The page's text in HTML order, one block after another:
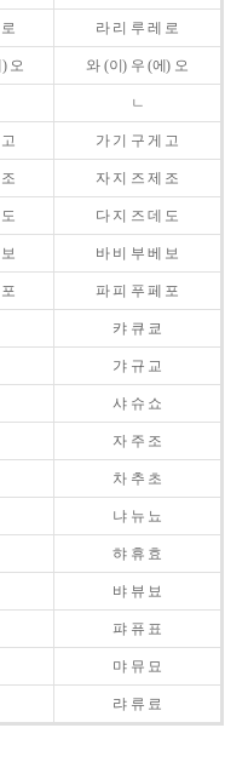
라 리 루 레 로
오 와 (이) 우 (에) 오
ㄴ
가 기 구 게 고
자 지 즈 제 조
다 지 즈 데 도
바 비 부 베 보
파 피 푸 페 포
캬 큐 쿄
갸 규 교
샤 슈 쇼
자 주 조
차 추 초
냐 뉴 뇨
햐 휴 효
뱌 뷰 뵤
퍄 퓨 표
먀 뮤 묘
랴 류 료